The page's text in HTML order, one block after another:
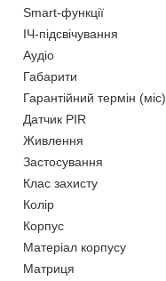
Smart-функції
ІЧ-підсвічування
Аудіо
Габарити
Гарантійний термін (міс)
Датчик PIR
Живлення
Застосування
Клас захисту
Колір
Корпус
Матеріал корпусу
Матриця